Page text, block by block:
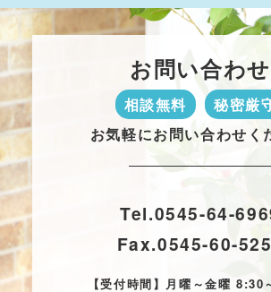
お問い合わせ
相談無料
秘密厳
お気軽にお問い合わせく
Tel.0545-64-
Fax.0545-60-
【受付時間】月曜～金曜 8:30